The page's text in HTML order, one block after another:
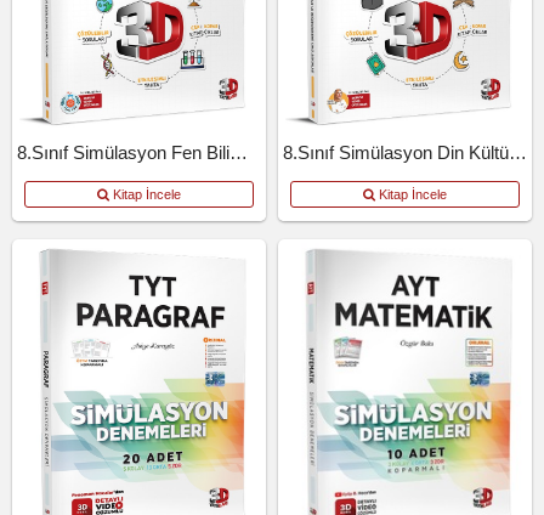
8.Sınıf Simülasyon Fen Bilimleri
Kitap İncele
8.Sınıf Simülasyon Din Kültürü Ve Ahlak Bilgisi
Kitap İncele